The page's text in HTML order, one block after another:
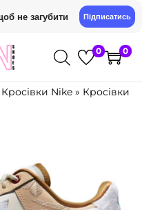
не загубити Підписатись
0 0
Кросівки Nike » Кросівки